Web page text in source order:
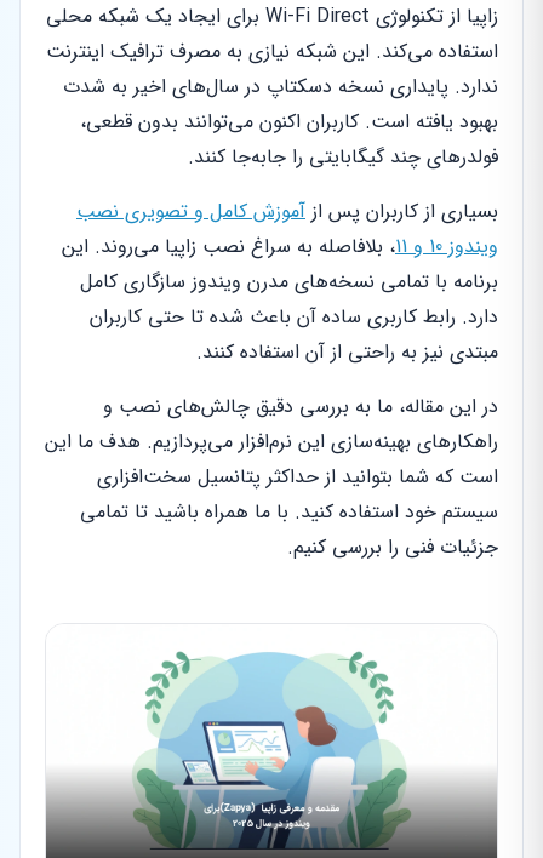
زاپیا از تکنولوژی Wi-Fi Direct برای ایجاد یک شبکه محلی
استفاده می‌کند. این شبکه نیازی به مصرف ترافیک اینترنت
ندارد. پایداری نسخه دسکتاپ در سال‌های اخیر به شدت
بهبود یافته است. کاربران اکنون می‌توانند بدون قطعی،
فولدرهای چند گیگابایتی را جابه‌جا کنند.
بسیاری از کاربران پس از آموزش کامل و تصویری نصب
ویندوز 10 و 11
، بلافاصله به سراغ نصب زاپیا می‌روند. این
برنامه با تمامی نسخه‌های مدرن ویندوز سازگاری کامل
دارد. رابط کاربری ساده آن باعث شده تا حتی کاربران
مبتدی نیز به راحتی از آن استفاده کنند.
در این مقاله، ما به بررسی دقیق چالش‌های نصب و
راهکارهای بهینه‌سازی این نرم‌افزار می‌پردازیم. هدف ما این
است که شما بتوانید از حداکثر پتانسیل سخت‌افزاری
سیستم خود استفاده کنید. با ما همراه باشید تا تمامی
جزئیات فنی را بررسی کنیم.